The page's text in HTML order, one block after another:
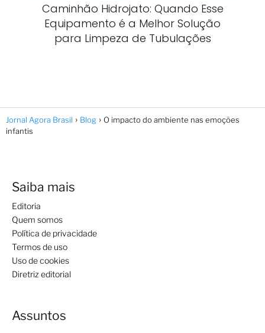
Caminhão Hidrojato: Quando Esse
Equipamento é a Melhor Solução
para Limpeza de Tubulações
Jornal Agora Brasil Blog
O impacto do ambiente nas emoções
infantis
Saiba mais
Editoria
Quem somos
Política de privacidade
Termos de uso
Uso de cookies
Diretriz editorial
Assuntos